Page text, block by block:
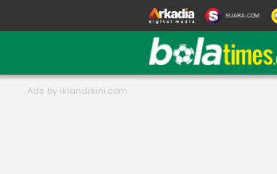
SUARA.COM